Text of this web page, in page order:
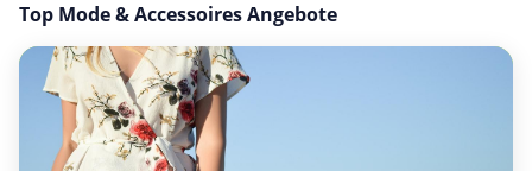
Top Mode & Accessoires Angebote